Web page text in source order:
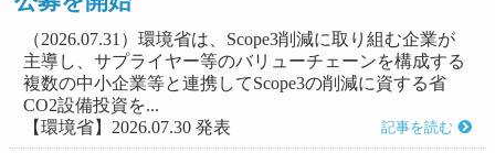
（2026.07.31）環境省は、Scope3削減に取り組む企業が
主導し、サプライヤー等のバリューチェーンを構成する
複数の中小企業等と連携してScope3の削減に資する省
CO2設備投資を...
【環境省】2026.07.30 発表
記事を読む